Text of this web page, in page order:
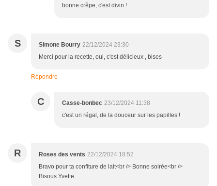
bonne crêpe, c'est divin !
S Simone Bourry 22/12/2024 23:30
Merci pour la recette, oui, c'est délicieux , bises
Répondre
C Casse-bonbec 23/12/2024 11:38
c'est un régal, de la douceur sur les papilles !
R Roses des vents 22/12/2024 18:52
Bravo pour ta confiture de lait<br /> Bonne soirée<br />
Bisous Yvette